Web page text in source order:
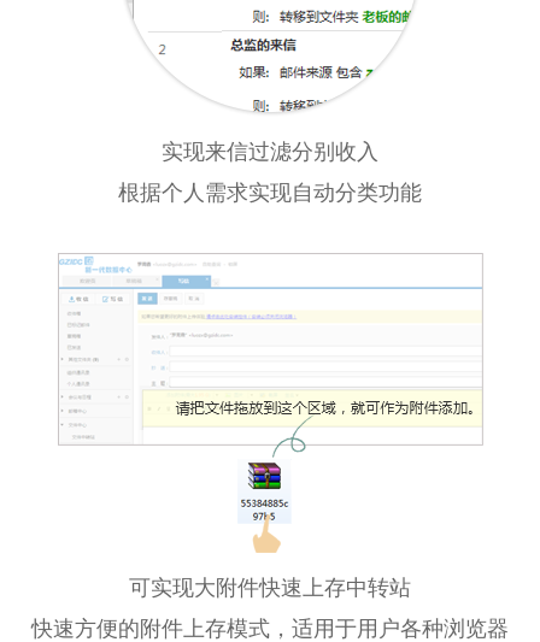
实现来信过滤分别收入
根据个人需求实现自动分类功能
可实现大附件快速上存中转站
快速方便的附件上存模式，适用于用户各种浏览器